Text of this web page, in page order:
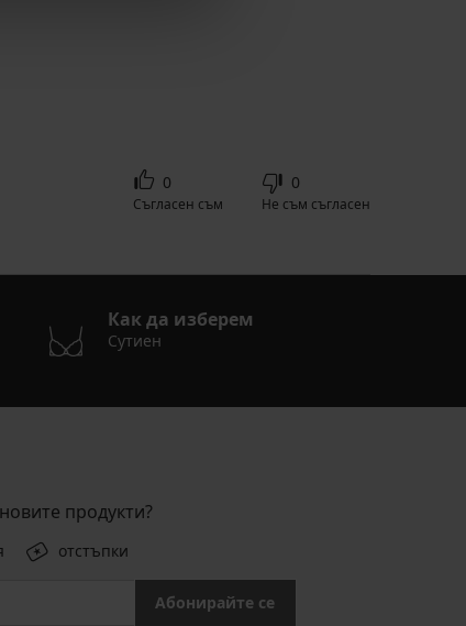
0
Съгласен съм
0
Не съм съгласен
Как да изберем
Сутиен
продукти?
отстъпки
Абонирайте се